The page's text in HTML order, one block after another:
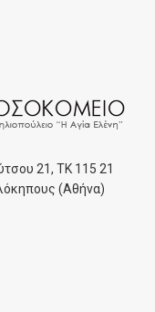
21, ΤΚ 115 21
(Αθήνα)